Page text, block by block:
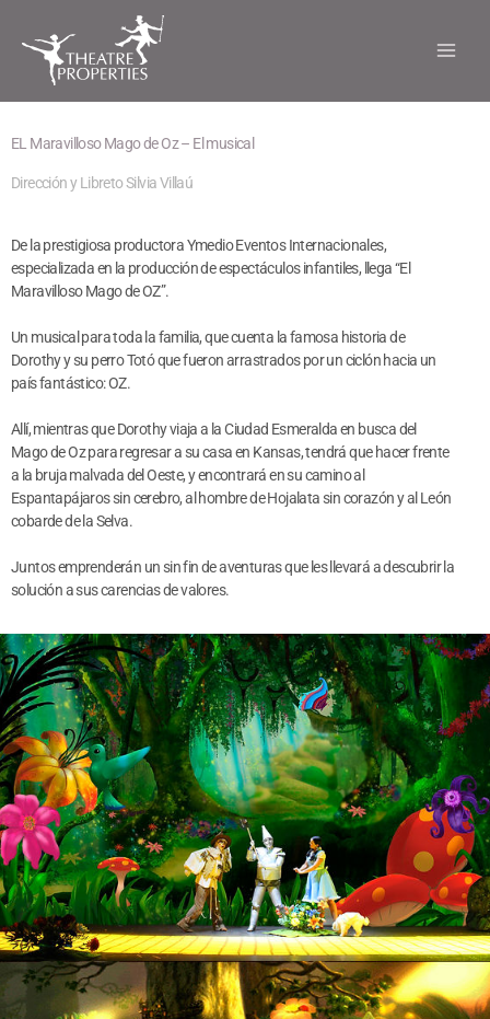
contenido
EL Maravilloso Mago de Oz – El musical
Dirección y Libreto Silvia Villaú
De la prestigiosa productora Ymedio Eventos Internacionales,
especializada en la producción de espectáculos infantiles, llega “El
Maravilloso Mago de OZ”.
Un musical para toda la familia, que cuenta la famosa historia de
Dorothy y su perro Totó que fueron arrastrados por un ciclón hacia un
país fantástico: OZ.
Allí, mientras que Dorothy viaja a la Ciudad Esmeralda en busca del
Mago de Oz para regresar a su casa en Kansas, tendrá que hacer frente
a la bruja malvada del Oeste, y encontrará en su camino al
Espantapájaros sin cerebro, al hombre de Hojalata sin corazón y al León
cobarde de la Selva.
Juntos emprenderán un sin fin de aventuras que les llevará a descubrir la
solución a sus carencias de valores.